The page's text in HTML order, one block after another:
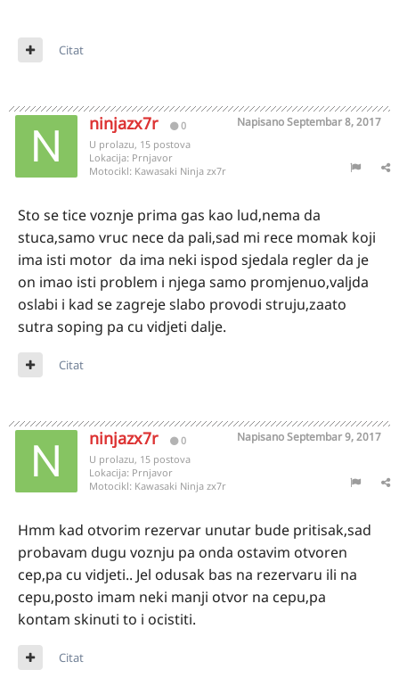
Citat
ninjazx7r 0 NapisanoSeptembar 8, 2017
U prolazu, 15 postova
Lokacija: Prnjavor
Motocikl: Kawasaki Ninja zx7r
Sto se tice voznje prima gas kao lud,nema da
stuca,samo vruc nece da pali,sad mi rece momak koji
ima isti motor da ima neki ispod sjedala regler da je
on imao isti problem i njega samo promjenuo,valjda
oslabi i kad se zagreje slabo provodi struju,zaato
sutra soping pa cu vidjeti dalje.
Citat
ninjazx7r 0 NapisanoSeptembar 9, 2017
U prolazu, 15 postova
Lokacija: Prnjavor
Motocikl: Kawasaki Ninja zx7r
Hmm kad otvorim rezervar unutar bude pritisak,sad
probavam dugu voznju pa onda ostavim otvoren
cep,pa cu vidjeti.. Jel odusak bas na rezervaru ili na
cepu,posto imam neki manji otvor na cepu,pa
kontam skinuti to i ocistiti.
Citat